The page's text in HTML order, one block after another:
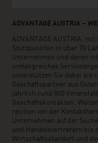
ADVANTAGE AUSTRIA –
ADVANTAGE AUSTRIA,
Stützpunkten in über 70
Unternehmen und deren
umfangreiches
unterstützen Sie dabei die
Geschäftspartner aus
jährlich rund 800
Geschäftskontakten.
reichen von der
Unternehmen auf der
und Handelsvertretern bis
Wirtschaftsstandort und